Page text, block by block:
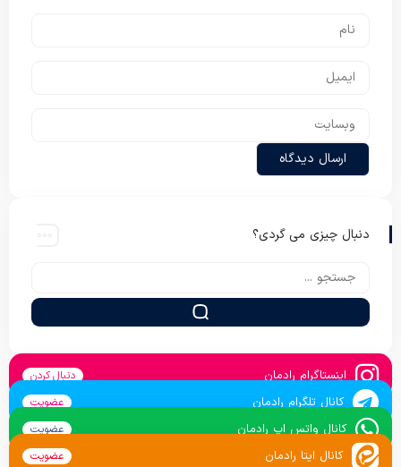
دنبال چیزی می گردی؟
اینستاگرام رادمان دنبال کردن
کانال تلگرام رادمان عضویت
کانال واتس اپ رادمان عضویت
کانال ایتا رادمان عضویت